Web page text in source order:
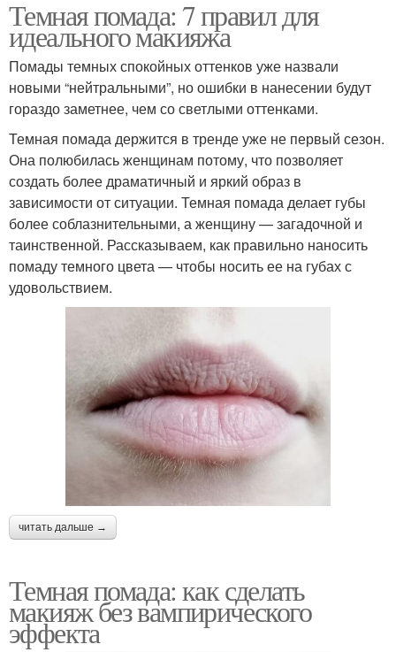
Темная помада: 7 правил для
идеального макияжа
Помады темных спокойных оттенков уже назвали
новыми “нейтральными”, но ошибки в нанесении будут
гораздо заметнее, чем со светлыми оттенками.
Темная помада держится в тренде уже не первый сезон.
Она полюбилась женщинам потому, что позволяет
создать более драматичный и яркий образ в
зависимости от ситуации. Темная помада делает губы
более соблазнительными, а женщину — загадочной и
таинственной. Рассказываем, как правильно наносить
помаду темного цвета — чтобы носить ее на губах с
удовольствием.
читать дальше →
Темная помада: как сделать
макияж без вампирического
эффекта